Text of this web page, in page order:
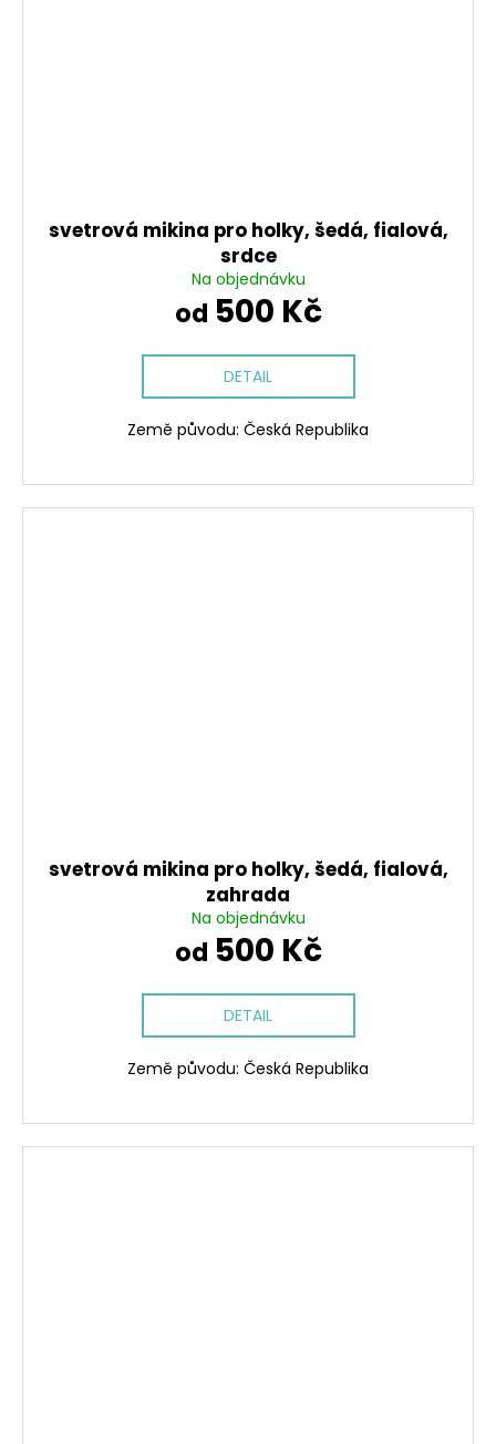
svetrová mikina pro holky, šedá, fialová,
srdce
Na objednávku
od 500 Kč
DETAIL
Země původu: Česká Republika
svetrová mikina pro holky, šedá, fialová,
zahrada
Na objednávku
od 500 Kč
DETAIL
Země původu: Česká Republika